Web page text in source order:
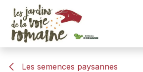
Se rendre au contenu
Les semences paysannes